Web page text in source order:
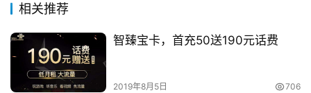
相关推荐
智臻宝卡，首充50送190元话费
2019年8月5日 706